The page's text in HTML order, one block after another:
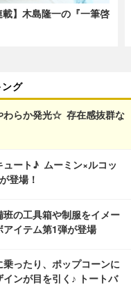
載】木島隆一の『一筆啓
ング
わらか発光☆ 存在感抜群な
ュート♪ ムーミン×ルコッ
登場！
班の工具箱や制服をイメー
アイテム第1弾が登場
乗ったり、ポップコーンに
ンが目を引く♪ トートバ